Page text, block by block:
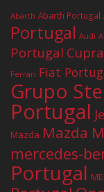
Abarth Abarth Portugal
Portugal Audi
Portugal
Ferrari Fiat
Grupo
Portugal
Mazda Mazda
mercedes-
Portugal